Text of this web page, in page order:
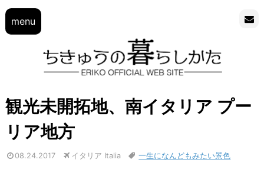
menu
観光未開拓地、南イタリア プー
リア地方
08.24.2017 イタリア Italia 一生になんどもみたい景色